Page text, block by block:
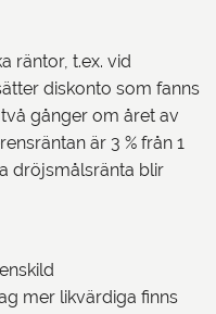
räntor, t.ex. vid
diskonto som fanns
gånger om året av
är 3 % från 1
dröjsmålsränta blir
mer likvärdiga finns